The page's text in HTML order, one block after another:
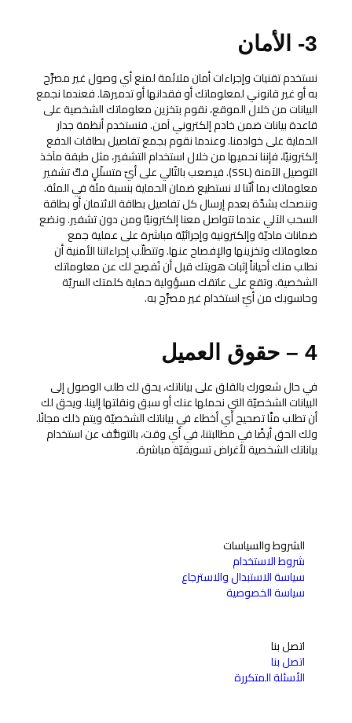
3- الأمان
نستخدم تقنيات وإجراءات أمان ملائمة لمنع أي وصول غير مصرَّح
به أو غير قانوني لمعلوماتك أو فقدانها أو تدميرها. فعندما نجمع
البيانات من خلال الموقع، نقوم بتخزين معلوماتك الشخصية على
قاعدة بيانات ضمن خادم إلكتروني آمن. فنستخدم أنظمة جدار
الحماية على خوادمنا. وعندما نقوم بجمع تفاصيل بطاقات الدفع
إلكترونيًا، فإننا نحميها من خلال استخدام التشفير، مثل طبقة مآخذ
التوصيل الآمنة (SSL). فيصعب بالتّالي على أيّ متسلّلٍ فكّ تشفير
معلوماتك بما أنّنا لا نستطيع ضمان الحماية بنسبة مئة في المئة.
وننصحك بشدَّة بعدم إرسال كل تفاصيل بطاقة الائتمان أو بطاقة
السحب الآلي عندما تتواصل معنا إلكترونيًا ومن دون تشفير. ونضع
ضمانات ماديّة وإلكترونية وإجرائيّة مباشرة على عملية جمع
معلوماتك وتخزينها والإفصاح عنها. وتتطلّب إجراءاتنا الأمنية أن
نطلب منك أحياناً إثبات هويتك قبل أن نُفصِح لك عن معلوماتك
الشخصية. وتقع على عاتقك مسؤولية حماية كلمتك السريّة
وحاسوبك من أيّ استخدام غير مصرَّح به.
4 – حقوق العميل
في حال شعورك بالقلق على بياناتك، يحق لك طلب الوصول إلى
البيانات الشخصيّة التي نحملها عنك أو سبق ونقلتها إلينا. ويحق لك
أن تطلب منَّا تصحيح أي أخطاء في بياناتك الشخصيّة ويتم ذلك مجانًا.
ولك الحق أيضًا في مطالبتنا، في أي وقت، بالتوقُّف عن استخدام
بياناتك الشخصية لأغراض تسويقيّة مباشرة.
الشروط والسياسات
شروط الاستخدام
سياسة الاستبدال والاسترجاع
سياسة الخصوصية
اتصل بنا
اتصل بنا
الأسئلة المتكررة